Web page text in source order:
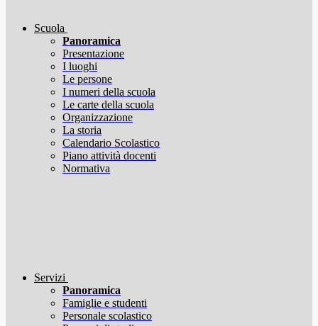
Scuola
Panoramica
Presentazione
I luoghi
Le persone
I numeri della scuola
Le carte della scuola
Organizzazione
La storia
Calendario Scolastico
Piano attività docenti
Normativa
Servizi
Panoramica
Famiglie e studenti
Personale scolastico